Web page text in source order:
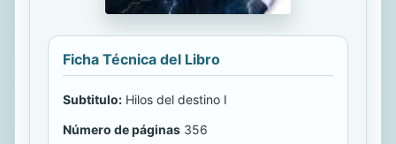
Ficha Técnica del Libro
Subtitulo: Hilos del destino I
Número de páginas 356